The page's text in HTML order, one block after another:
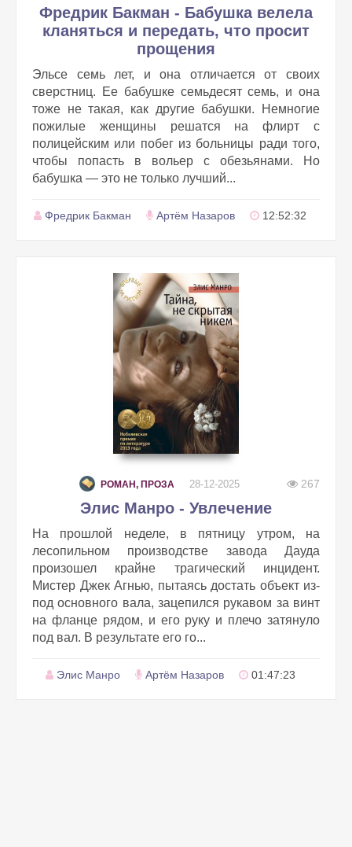
Фредрик Бакман - Бабушка велела
кланяться и передать, что просит
прощения
Эльсе семь лет, и она отличается от своих
сверстниц. Ее бабушке семьдесят семь, и она
тоже не такая, как другие бабушки. Немногие
пожилые женщины решатся на флирт с
полицейским или побег из больницы ради того,
чтобы попасть в вольер с обезьянами. Но
бабушка — это не только лучший...
Фредрик Бакман Артём Назаров 12:52:32
РОМАН, ПРОЗА 28-12-2025 267
Элис Манро - Увлечение
На прошлой неделе, в пятницу утром, на
лесопильном производстве завода Дауда
произошел крайне трагический инцидент.
Мистер Джек Агнью, пытаясь достать объект из-
под основного вала, зацепился рукавом за винт
на фланце рядом, и его руку и плечо затянуло
под вал. В результате его го...
Элис Манро Артём Назаров 01:47:23